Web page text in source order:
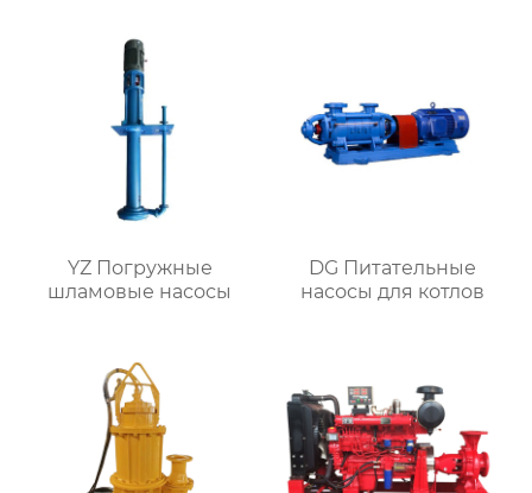
YZ Погружные
шламовые насосы
DG Питательные
насосы для котлов